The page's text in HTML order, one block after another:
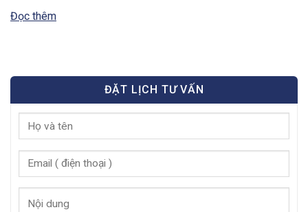
Đọc thêm
ĐẶT LỊCH TƯ VẤN